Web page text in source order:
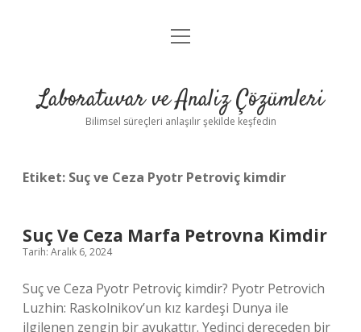
Anasayfa
Yasal Uyarı
menüyü
Laboratuvar ve Analiz Çözümleri
Bilimsel süreçleri anlaşılır şekilde keşfedin
Etiket: Suç ve Ceza Pyotr Petroviç kimdir
Suç Ve Ceza Marfa Petrovna Kimdir
Tarih: Aralık 6, 2024
Suç ve Ceza Pyotr Petroviç kimdir? Pyotr Petrovich
Luzhin: Raskolnikov’un kız kardeşi Dunya ile
ilgilenen zengin bir avukattır. Yedinci dereceden bir